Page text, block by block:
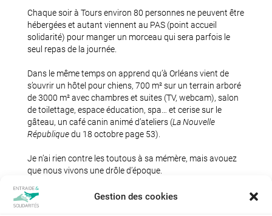
Gestion des cookies
Chaque soir à Tours environ 80 personnes ne peuvent être
hébergées et autant viennent au PAS (point accueil
solidarité) pour manger un morceau qui sera parfois le
seul repas de la journée.
Dans le même temps on apprend qu’à Orléans vient de
s’ouvrir un hôtel pour chiens, 700 m² sur un terrain arboré
de 3000 m² avec chambres et suites (TV, webcam), salon
de toilettage, espace éducation, spa… et cerise sur le
gâteau, un café canin animé d’ateliers (LaNouvelle
Républiquedu 18 octobre page 53).
Je n’ai rien contre les toutous à sa mémère, mais avouez
que nous vivons une drôle d’époque.
Pierre Trinson